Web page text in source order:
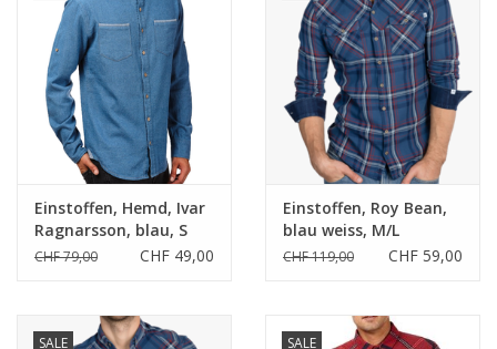
Einstoffen, Hemd, Ivar
Ragnarsson, blau, S
CHF 79,00 CHF 49,00
Einstoffen, Roy Bean,
blau weiss, M/L
CHF 119,00 CHF 59,00
SALE SALE